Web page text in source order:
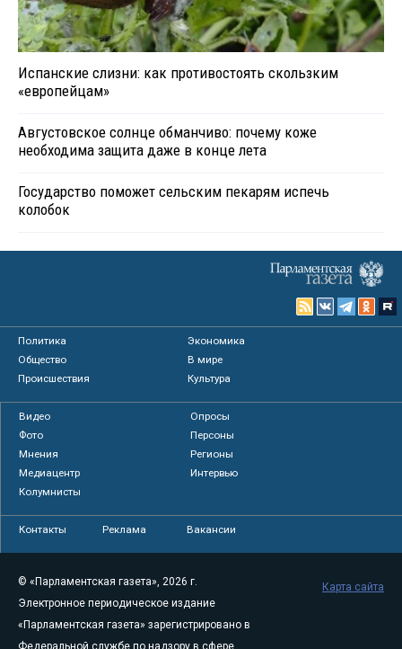
Испанские слизни: как противостоять скользким
«европейцам»
Августовское солнце обманчиво: почему коже
необходима защита даже в конце лета
Государство поможет сельским пекарям испечь
колобок
Политика
Экономика
Общество
В мире
Происшествия
Культура
Видео
Опросы
Фото
Персоны
Мнения
Регионы
Медиацентр
Интервью
Колумнисты
Контакты Реклама Вакансии
© «Парламентская газета», 2026 г.
Электронное периодическое издание
«Парламентская газета» зарегистрировано в
Федеральной службе по надзору в сфере
Карта сайта